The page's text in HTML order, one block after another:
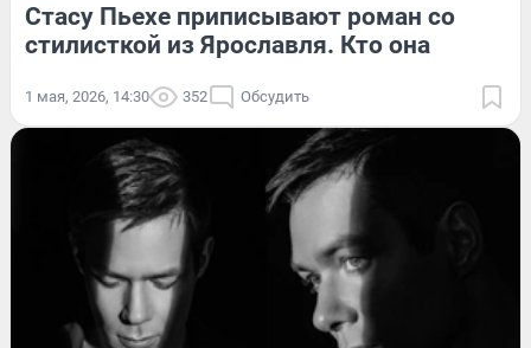
Стасу Пьехе приписывают роман со
стилисткой из Ярославля. Кто она
1 мая, 2026, 14:30 352 Обсудить